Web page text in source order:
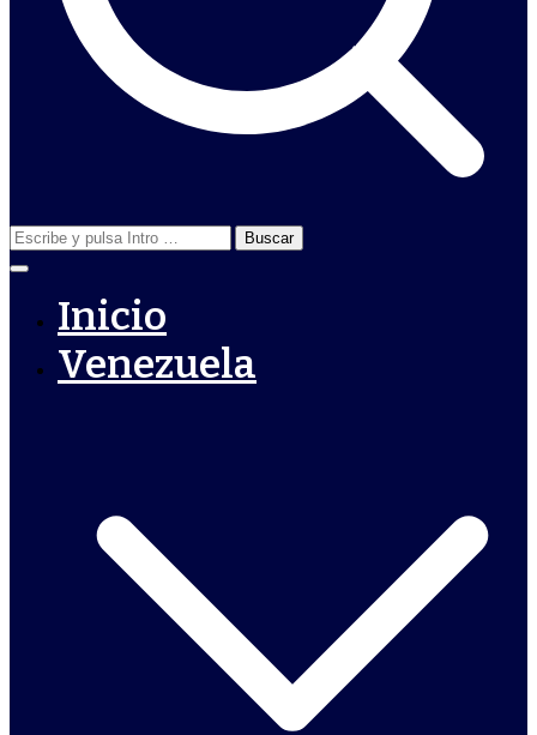
Buscar:
Inicio
Venezuela